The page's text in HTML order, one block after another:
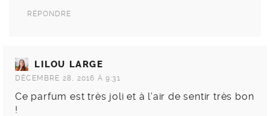
RÉPONDRE
LILOU LARGE
DÉCEMBRE 28, 2016 À 9:31
Ce parfum est très joli et à l’air de sentir très bon
!